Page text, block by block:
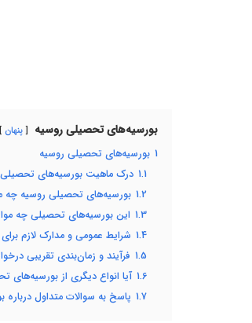
بورسیه‌های تحصیلی روسیه پنهان
1 بورسیه‌های تحصیلی روسیه
1.1 درک ماهیت بورسیه‌های
1.2 بورسیه‌های تحصیلی روسیه چه
1.3 این بورسیه‌های تحصیلی چه
1.4 شرایط عمومی و مدارک لازم
1.5 فرآیند و زمان‌بندی تقریبی
1.6 آیا انواع دیگری از بورسیه‌های
1.7 پاسخ به سوالات متداول